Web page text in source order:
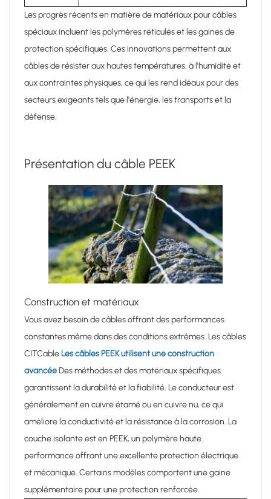
Les progrès récents en matière de matériaux pour câbles
spéciaux incluent les polymères réticulés et les gaines de
protection spécifiques. Ces innovations permettent aux
câbles de résister aux hautes températures, à l'humidité et
aux contraintes physiques, ce qui les rend idéaux pour des
secteurs exigeants tels que l'énergie, les transports et la
défense.
Présentation du câble PEEK
Construction et matériaux
Vous avez besoin de câbles offrant des performances
constantes même dans des conditions extrêmes. Les câbles
CITCable Les câbles PEEK utilisent une construction
avancéeDes méthodes et des matériaux spécifiques
garantissent la durabilité et la fiabilité. Le conducteur est
généralement en cuivre étamé ou en cuivre nu, ce qui
améliore la conductivité et la résistance à la corrosion. La
couche isolante est en PEEK, un polymère haute
performance offrant une excellente protection électrique
et mécanique. Certains modèles comportent une gaine
supplémentaire pour une protection renforcée.